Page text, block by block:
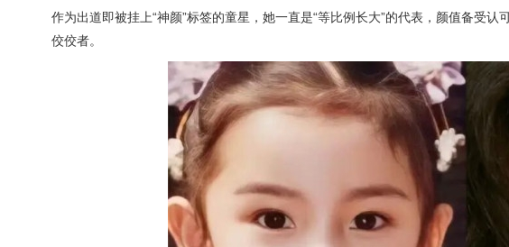
作为出道即被挂上“神颜”标签的童星，她一直是“等比例长大”的代表，颜值备受
佼佼者。